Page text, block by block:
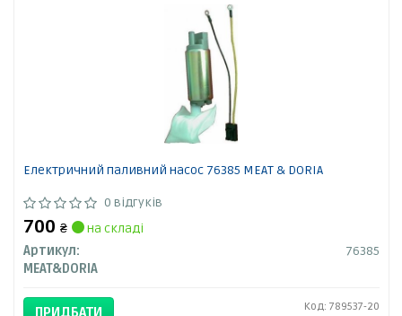
Електричний паливний насос 76385 MEAT & DORIA
0 відгуків
700 ₴
на складі
Артикул:
76385
MEAT&DORIA
ПРИДБАТИ Код: 789537-20